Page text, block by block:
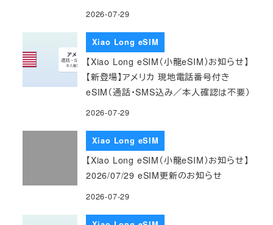
2026-07-29
Xiao Long eSIM
【Xiao Long eSIM（小龍eSIM）お知らせ】
【新登場】アメリカ 現地電話番号付き
eSIM（通話・SMS込み／本人確認は不要）
2026-07-29
Xiao Long eSIM
【Xiao Long eSIM（小龍eSIM）お知らせ】
2026/07/29 eSIM更新のお知らせ
2026-07-29